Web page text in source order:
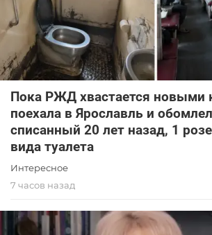
Пока РЖД хвастается новыми
поехала в Ярославль и
списанный 20 лет назад, 1
вида туалета
Интересное
7 часов назад